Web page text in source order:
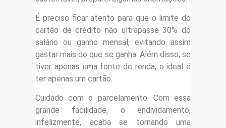
É preciso ficar atento para que o limite do
cartão de crédito não ultrapasse 30% do
salário ou ganho mensal, evitando assim
gastar mais do que se ganha. Além disso, se
tiver apenas uma fonte de renda, o ideal é
ter apenas um cartão.
Cuidado com o parcelamento. Com essa
grande facilidade, o endividamento,
infelizmente, acaba se tornando uma